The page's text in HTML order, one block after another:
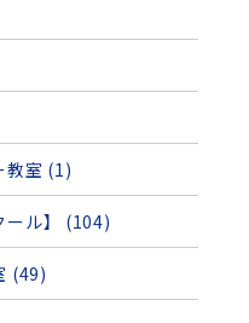
教室 (1)
ール】 (104)
(49)